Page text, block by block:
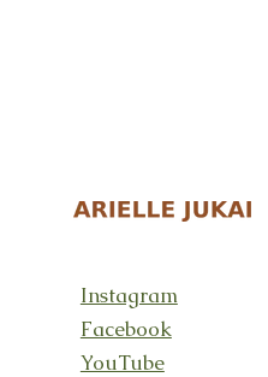
Instagram
Facebook
YouTube